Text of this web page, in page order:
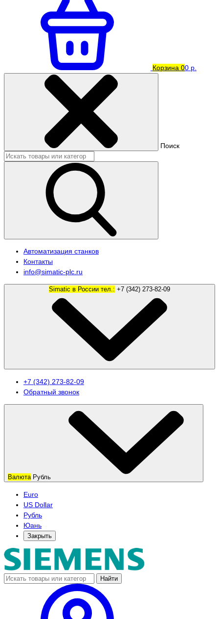
Корзина 00 р.
Поиск
Автоматизация станков
Контакты
info@simatic-plc.ru
Simatic в России тел.:
+7 (342) 273-82-09
Обратный звонок
Валюта Рубль
Euro
US Dollar
Рубль
Юань
Закрыть
Найти